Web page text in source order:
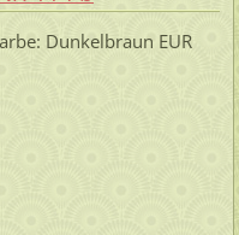
Dunkelbraun EUR